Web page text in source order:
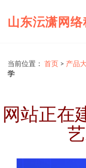
山东沄潇网
当前位置： 首页 > 产品
学
网站正在